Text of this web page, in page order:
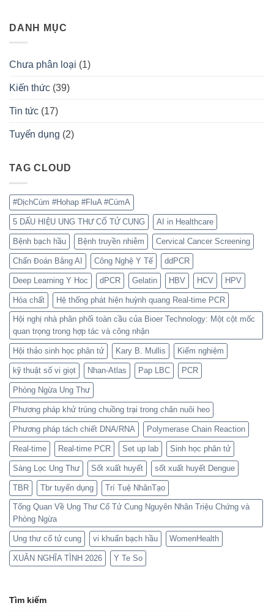
DANH MỤC
Chưa phân loại (1)
Kiến thức (39)
Tin tức (17)
Tuyển dụng (2)
TAG CLOUD
#DịchCúm #Hohap #FluA #CúmA
5 DẤU HIỆU UNG THƯ CỔ TỬ CUNG AI in Healthcare
Bệnh bạch hầu Bệnh truyền nhiễm Cervical Cancer Screening
Chẩn Đoán Bằng AI Công Nghệ Y Tế ddPCR
Deep Learning Y Hoc dPCR Gelatin HBV HCV HPV
Hóa chất Hệ thống phát hiện huỳnh quang Real-time PCR
Hội nghị nhà phân phối toàn cầu của Bioer Technology: Một cột mốc
quan trọng trong hợp tác và công nhận
Hội thảo sinh học phân tử Kary B. Mullis Kiểm nghiệm
kỹ thuật số vi giọt Nhan-Atlas Pap LBC PCR
Phòng Ngừa Ung Thư
Phương pháp khử trùng chuồng trại trong chăn nuôi heo
Phương pháp tách chiết DNA/RNA Polymerase Chain Reaction
Real-time Real-time PCR Set up lab Sinh học phân tử
Sàng Lọc Ung Thư Sốt xuất huyết sốt xuất huyết Dengue
TBR Tbr tuyển dụng Trí Tuệ NhânTạo
Tổng Quan Về Ung Thư Cổ Tử Cung Nguyên Nhân Triệu Chứng và
Phòng Ngừa
Ung thư cổ tử cung vi khuẩn bạch hầu WomenHealth
XUÂN NGHĨA TÌNH 2026 Y Te So
Tìm kiếm